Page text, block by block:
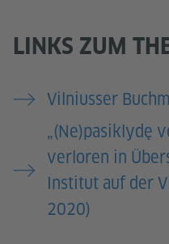
LINKS ZUM
Vilniusser
„(Ne)pasiklydę
verloren in
Institut auf der
2020)